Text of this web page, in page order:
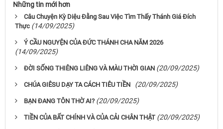
Những tin mới hơn
Câu Chuyện Kỳ Diệu Đằng Sau Việc Tìm Thấy Thánh Giá Đích
Thực (14/09/2025)
Ý CẦU NGUYỆN CỦA ĐỨC THÁNH CHA NĂM 2026
(14/09/2025)
ĐỜI SỐNG THIÊNG LIÊNG VÀ MÀU THỜI GIAN (20/09/2025)
CHÚA GIÊSU DẠY TA CÁCH TIÊU TIỀN (20/09/2025)
BẠN ĐANG TÔN THỜ AI? (20/09/2025)
TIỀN CỦA BẤT CHÍNH VÀ CỦA CẢI CHÂN THẬT (20/09/2025)